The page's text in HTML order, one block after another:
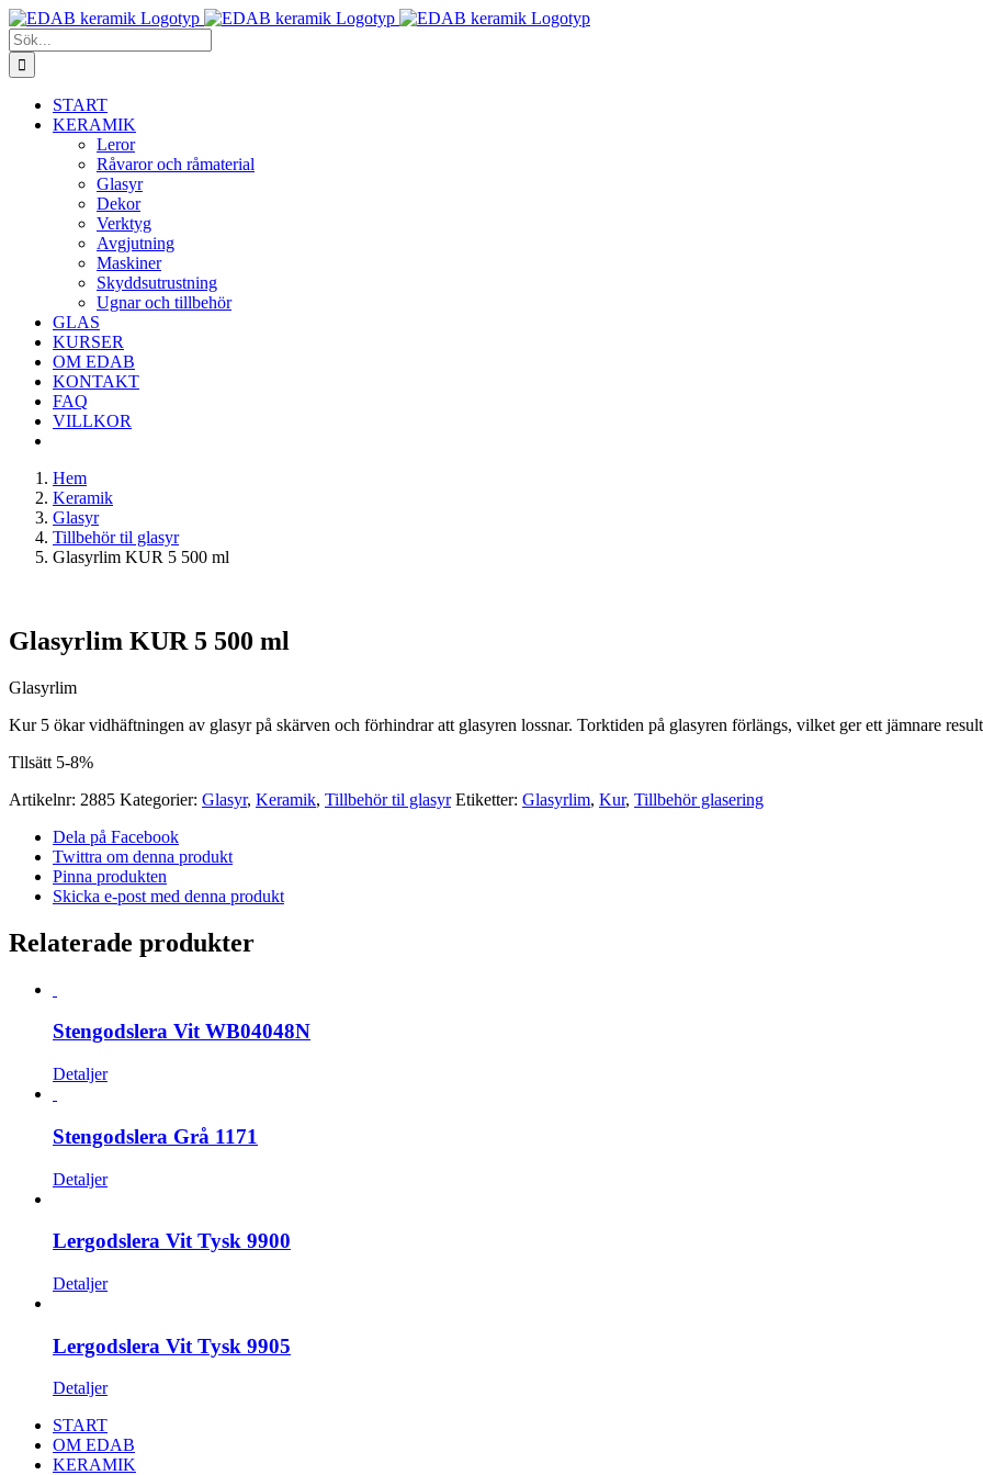
Fortsätt
till
innehållet
Sök
efter:
START
KERAMIK
Leror
Råvaror och råmaterial
Glasyr
Dekor
Verktyg
Avgjutning
Maskiner
Skyddsutrustning
Ugnar och tillbehör
GLAS
KURSER
OM EDAB
KONTAKT
FAQ
VILLKOR
Hem
Keramik
Glasyr
Tillbehör til glasyr
Glasyrlim KUR 5 500 ml
Glasyrlim KUR 5 500 ml
Glasyrlim
Kur 5 ökar vidhäftningen av glasyr på skärven och förhindrar att glasyren lossnar. Torktiden på glasyren förlängs, vilket ger ett jämnare
Tllsätt 5-8%
Artikelnr: 2885 Kategorier: Glasyr, Keramik, Tillbehör til glasyr Etiketter: Glasyrlim, Kur, Tillbehör glasering
Dela på Facebook
Twittra om denna produkt
Pinna produkten
Skicka e-post med denna produkt
Relaterade produkter
Stengodslera Vit WB04048N
Detaljer
Stengodslera Grå 1171
Detaljer
Lergodslera Vit Tysk 9900
Detaljer
Lergodslera Vit Tysk 9905
Detaljer
START
OM EDAB
KERAMIK